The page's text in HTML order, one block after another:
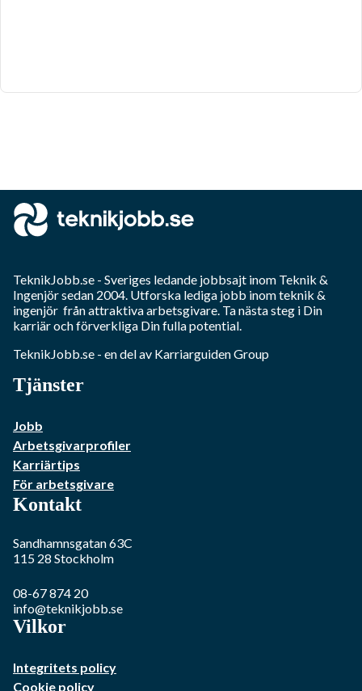
TeknikJobb.se - Sveriges ledande jobbsajt inom Teknik &
Ingenjörsedan 2004. Utforska lediga jobb inomteknik &
ingenjör från attraktiva arbetsgivare. Ta nästa steg i Din
karriär och förverkliga Din fulla potential.
TeknikJobb.se - en del av Karriarguiden Group
Tjänster
Jobb
Arbetsgivarprofiler
Karriärtips
För arbetsgivare
Kontakt
Sandhamnsgatan 63C
115 28 Stockholm
08-67 874 20
info@teknikjobb.se
Vilkor
Integritets policy
Cookie policy